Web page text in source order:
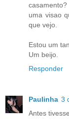
uma visao
que vejo.
Estou um
Um beijo.
Responder
Paulinha 3
Antes